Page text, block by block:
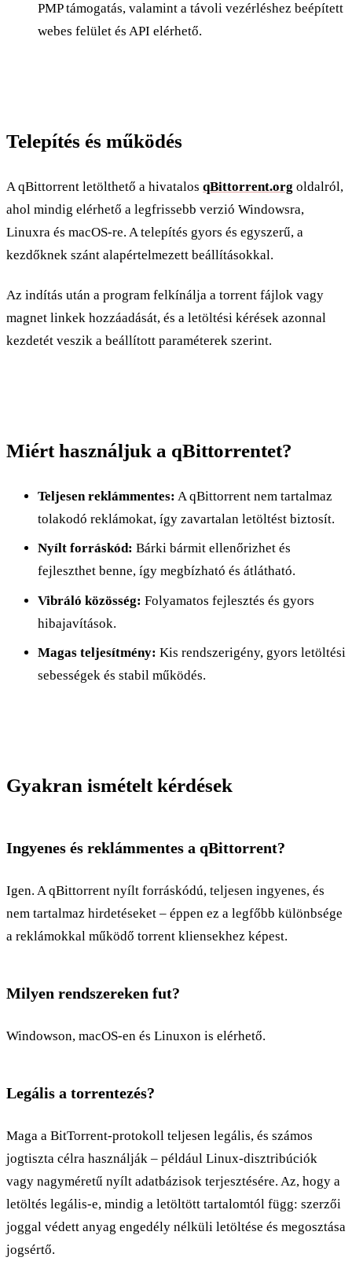
PMP támogatás, valamint a távoli vezérléshez beépített
webes felület és API elérhető.
Telepítés és működés
A qBittorrent letölthető a hivatalos qBittorrent.org oldalról,
ahol mindig elérhető a legfrissebb verzió Windowsra,
Linuxra és macOS-re. A telepítés gyors és egyszerű, a
kezdőknek szánt alapértelmezett beállításokkal.
Az indítás után a program felkínálja a torrent fájlok vagy
magnet linkek hozzáadását, és a letöltési kérések azonnal
kezdetét veszik a beállított paraméterek szerint.
Miért használjuk a qBittorrentet?
Teljesen reklámmentes: A qBittorrent nem tartalmaz
tolakodó reklámokat, így zavartalan letöltést biztosít.
Nyílt forráskód: Bárki bármit ellenőrizhet és
fejleszthet benne, így megbízható és átlátható.
Vibráló közösség: Folyamatos fejlesztés és gyors
hibajavítások.
Magas teljesítmény: Kis rendszerigény, gyors letöltési
sebességek és stabil működés.
Gyakran ismételt kérdések
Ingyenes és reklámmentes a qBittorrent?
Igen. A qBittorrent nyílt forráskódú, teljesen ingyenes, és
nem tartalmaz hirdetéseket – éppen ez a legfőbb különbsége
a reklámokkal működő torrent kliensekhez képest.
Milyen rendszereken fut?
Windowson, macOS-en és Linuxon is elérhető.
Legális a torrentezés?
Maga a BitTorrent-protokoll teljesen legális, és számos
jogtiszta célra használják – például Linux-disztribúciók
vagy nagyméretű nyílt adatbázisok terjesztésére. Az, hogy a
letöltés legális-e, mindig a letöltött tartalomtól függ: szerzői
joggal védett anyag engedély nélküli letöltése és megosztása
jogsértő.